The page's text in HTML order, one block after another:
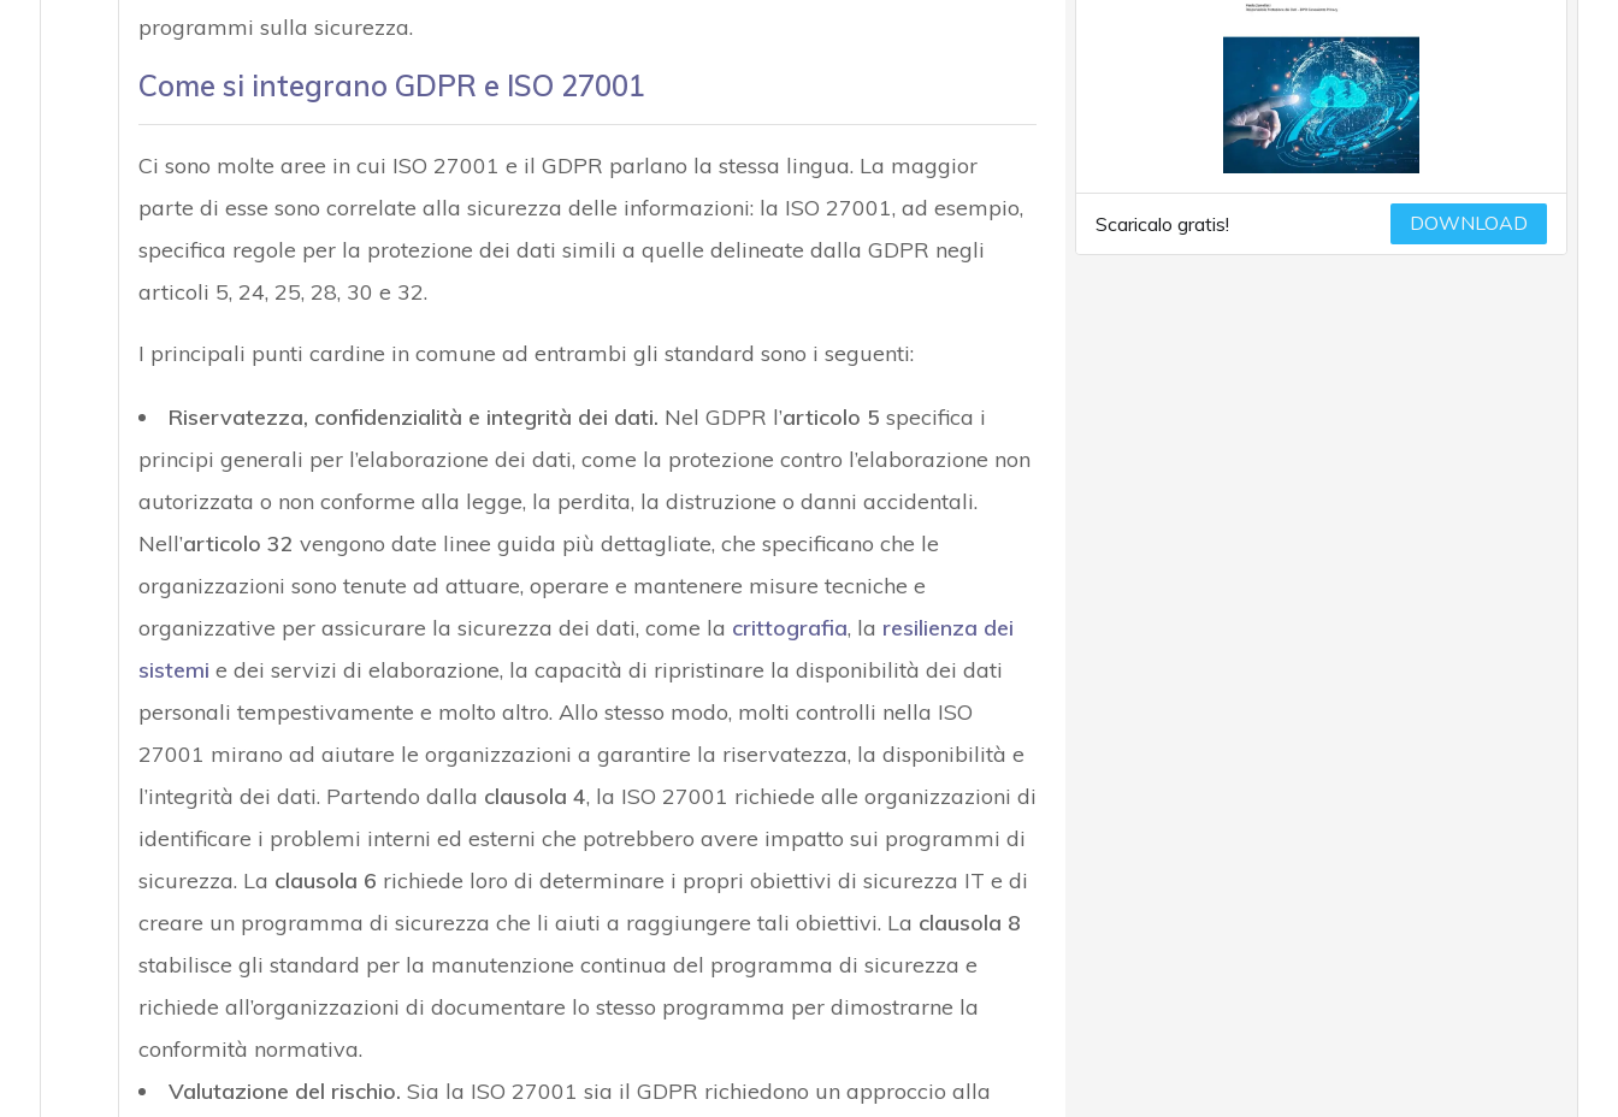
programmi sulla sicurezza.
Come si integrano GDPR e ISO 27001
Ci sono molte aree in cui ISO 27001 e il GDPR parlano la stessa lingua. La maggior
parte di esse sono correlate alla sicurezza delle informazioni: la ISO 27001, ad esempio,
specifica regole per la protezione dei dati simili a quelle delineate dalla GDPR negli
articoli 5, 24, 25, 28, 30 e 32.
I principali punti cardine in comune ad entrambi gli standard sono i seguenti:
Riservatezza, confidenzialità e integrità dei dati. Nel GDPR l’articolo 5 specifica i
principi generali per l’elaborazione dei dati, come la protezione contro l’elaborazione non
autorizzata o non conforme alla legge, la perdita, la distruzione o danni accidentali.
Nell’articolo 32 vengono date linee guida più dettagliate, che specificano che le
organizzazioni sono tenute ad attuare, operare e mantenere misure tecniche e
organizzative per assicurare la sicurezza dei dati, come la crittografia, la resilienza dei
sistemi e dei servizi di elaborazione, la capacità di ripristinare la disponibilità dei dati
personali tempestivamente e molto altro. Allo stesso modo, molti controlli nella ISO
27001 mirano ad aiutare le organizzazioni a garantire la riservatezza, la disponibilità e
l’integrità dei dati. Partendo dalla clausola 4, la ISO 27001 richiede alle organizzazioni di
identificare i problemi interni ed esterni che potrebbero avere impatto sui programmi di
sicurezza. La clausola 6 richiede loro di determinare i propri obiettivi di sicurezza IT e di
creare un programma di sicurezza che li aiuti a raggiungere tali obiettivi. La clausola 8
stabilisce gli standard per la manutenzione continua del programma di sicurezza e
richiede all’organizzazioni di documentare lo stesso programma per dimostrarne la
conformità normativa.
Valutazione del rischio. Sia la ISO 27001 sia il GDPR richiedono un approccio alla
Scaricalo gratis! DOWNLOAD